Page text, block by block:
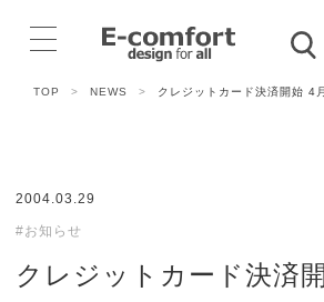
TOP > NEWS > クレジットカード決済開始 4
2004.03.29
#お知らせ
クレジットカード決済